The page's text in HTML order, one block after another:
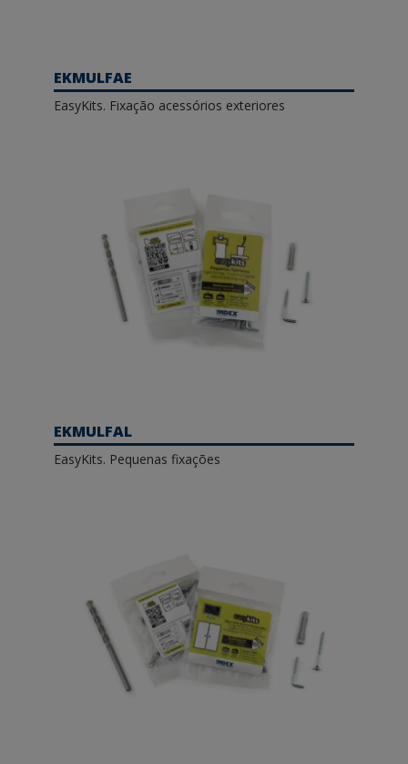
EKMULFAE
EasyKits. Fixação acessórios exteriores
EKMULFAL
EasyKits. Pequenas fixações